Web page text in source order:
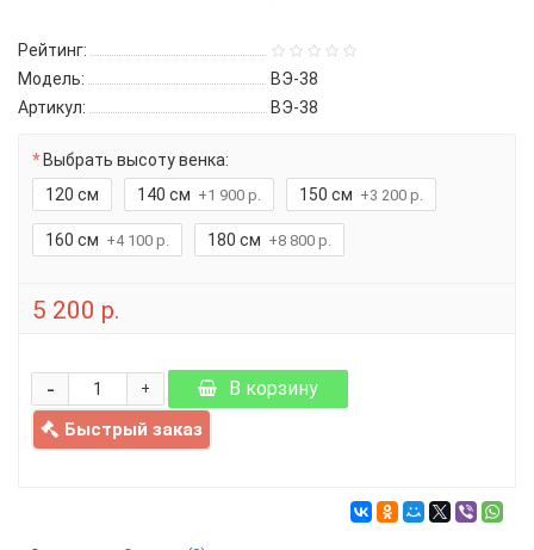
Рейтинг:
Модель:
ВЭ-38
Артикул:
ВЭ-38
Выбрать высоту венка:
120 см
140 см +1 900 р. 150 см +3 200 р.
160 см +4 100 р. 180 см +8 800 р.
5 200 р.
+
- В корзину
Быстрый заказ